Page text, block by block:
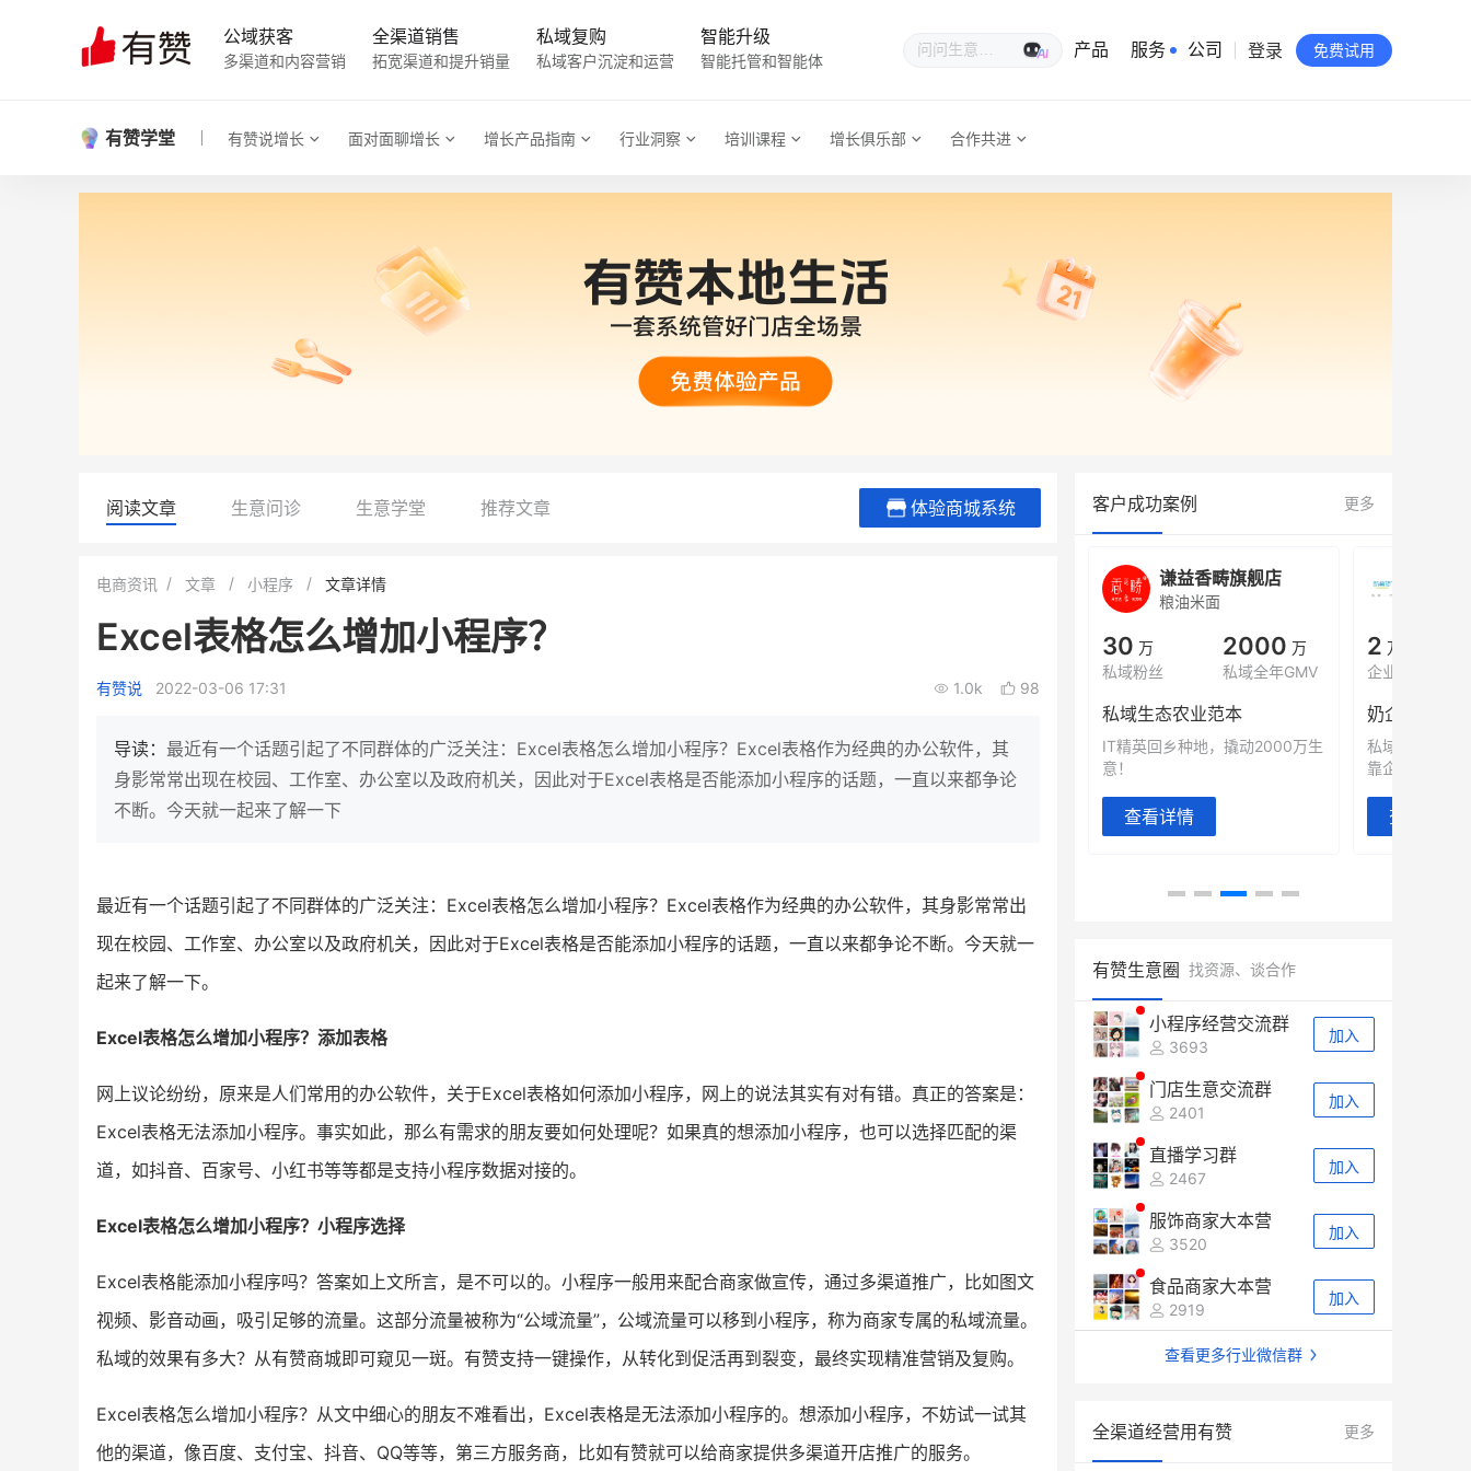
公域获客
多渠道和内容营销
全渠道销售
拓宽渠道和提升销量
私域复购
私域客户沉淀和运营
智能升级
智能托管和智能体
生意专家
产品 服务 公司
有赞公益
站点地图
登录 免费试用
有赞学堂 有赞说增长 面对面聊增长 增长产品指南 行业洞察 培训课程 增长俱乐部 合作共进
阅读文章 生意问诊 生意学堂 推荐文章 体验商城系统
电商资讯 文章 小程序 文章详情
Excel表格怎么增加小程序？
有赞说 2022-03-06 17:31 1.0k 98
导读： 最近有一个话题引起了不同群体的广泛关注：Excel表格怎么增加小程序？Excel表格作为经典的办公软件，其
身影常常出现在校园、工作室、办公室以及政府机关，因此对于Excel表格是否能添加小程序的话题，一直以来都争论
不断。今天就一起来了解一下
最近有一个话题引起了不同群体的广泛关注：Excel表格怎么增加小程序？Excel表格作为经典的办公软件，其身影常常出
现在校园、工作室、办公室以及政府机关，因此对于Excel表格是否能添加小程序的话题，一直以来都争论不断。今天就一
起来了解一下。
Excel表格怎么增加小程序？添加表格
网上议论纷纷，原来是人们常用的办公软件，关于Excel表格如何添加小程序，网上的说法其实有对有错。真正的答案是：
Excel表格无法添加小程序。事实如此，那么有需求的朋友要如何处理呢？如果真的想添加小程序，也可以选择匹配的渠
道，如抖音、百家号、小红书等等都是支持小程序数据对接的。
Excel表格怎么增加小程序？小程序选择
Excel表格能添加小程序吗？答案如上文所言，是不可以的。小程序一般用来配合商家做宣传，通过多渠道推广，比如图文
视频、影音动画，吸引足够的流量。这部分流量被称为“公域流量”，公域流量可以移到小程序，称为商家专属的私域流量。
私域的效果有多大？从有赞商城即可窥见一斑。有赞支持一键操作，从转化到促活再到裂变，最终实现精准营销及复购。
Excel表格怎么增加小程序？从文中细心的朋友不难看出，Excel表格是无法添加小程序的。想添加小程序，不妨试一试其
他的渠道，像百度、支付宝、抖音、QQ等等，第三方服务商，比如有赞就可以给商家提供多渠道开店推广的服务。
客户成功案例 更多
小鹿蓝蓝会员
+
7900 万
三只松鼠旗下的网红婴儿辅食品
牌，22天便拿下类目第一
查看详情
BEIESTATE贝易品牌
母婴
有货源没流量？母婴馆如何破局
他只用7年做到平台销冠，转战私
域如何破局？
这家女装连锁如何借有赞破局新
零售？
IT精英回乡种地，撬动2000万生
意！
白帝牛奶旗舰店
小吃快餐
2 万人
900 万
年销售额
奶企靠企业微信销售额翻8倍
私域样本打法！新希望白帝乳业
靠企业微信实现销售额翻 8 倍！
查看详情
80%
复购率
国民品牌副
三只松鼠旗下
牌，22天便拿
查看详情
有赞生意圈 找资源、谈合作
小程序经营交流群
3693
加入
门店生意交流群
2401
加入
直播学习群
2467
加入
服饰商家大本营
3520
加入
食品商家大本营
2919
加入
查看更多行业微信群
全渠道经营用有赞 更多